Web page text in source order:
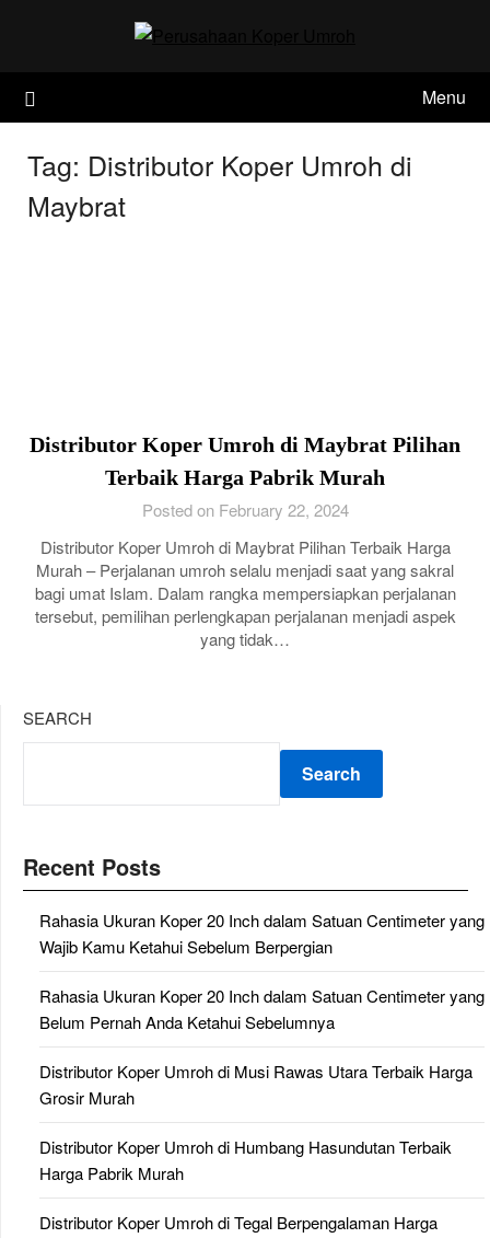
Menu
Tag: Distributor Koper Umroh di
Maybrat
Distributor Koper Umroh di Maybrat Pilihan
Terbaik Harga Pabrik Murah
Posted on February 22, 2024
Distributor Koper Umroh di Maybrat Pilihan Terbaik Harga
Murah – Perjalanan umroh selalu menjadi saat yang sakral
bagi umat Islam. Dalam rangka mempersiapkan perjalanan
tersebut, pemilihan perlengkapan perjalanan menjadi aspek
yang tidak…
SEARCH
Search
Recent Posts
Rahasia Ukuran Koper 20 Inch dalam Satuan Centimeter yang
Wajib Kamu Ketahui Sebelum Berpergian
Rahasia Ukuran Koper 20 Inch dalam Satuan Centimeter yang
Belum Pernah Anda Ketahui Sebelumnya
Distributor Koper Umroh di Musi Rawas Utara Terbaik Harga
Grosir Murah
Distributor Koper Umroh di Humbang Hasundutan Terbaik
Harga Pabrik Murah
Distributor Koper Umroh di Tegal Berpengalaman Harga